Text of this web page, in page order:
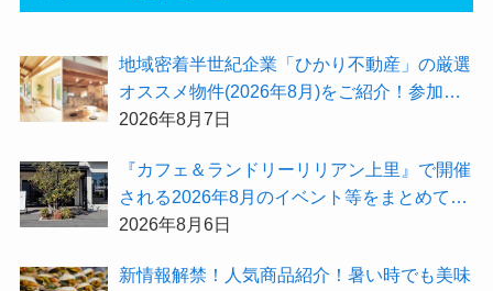
地域密着半世紀企業「ひかり不動産」の厳選
オススメ物件(2026年8月)をご紹介！参加費
無料『”木の家”新潟工場見学会』のご予約も
2026年8月7日
『カフェ＆ランドリーリリアン上里』で開催
される2026年8月のイベント等をまとめてご
紹介！
2026年8月6日
新情報解禁！人気商品紹介！暑い時でも美味